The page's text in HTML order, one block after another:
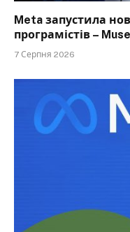
Meta запустила
програмістів –
7 Серпня 2026